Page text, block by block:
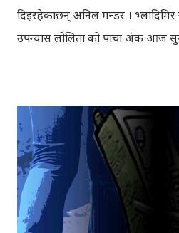
दिइरहेकाछन् अनिल मन्डर । भ्लादिमिर
उपन्यास लोलिता को पाचौँ अंक आज
उपन्यास हो । एउटा बुढो प्रोफेसर र
वर्णन गरिएको यो उपन्यास, विश्व कै
। प्रोफेसर हम्बर्ट, लोलितालाई लिएर
विभिन्न सहरका प्राय: जसो सबै होटल,